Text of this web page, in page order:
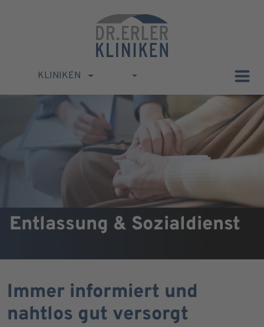
KLINIKEN
Entlassung & Sozialdienst
Immer informiert und
nahtlos gut versorgt